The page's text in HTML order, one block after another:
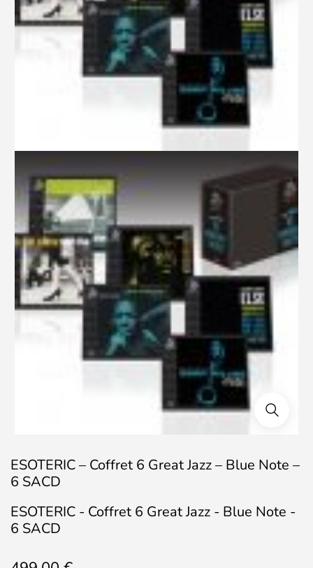
ESOTERIC – Coffret 6 Great Jazz – Blue Note –
6 SACD
ESOTERIC - Coffret 6 Great Jazz - Blue Note -
6 SACD